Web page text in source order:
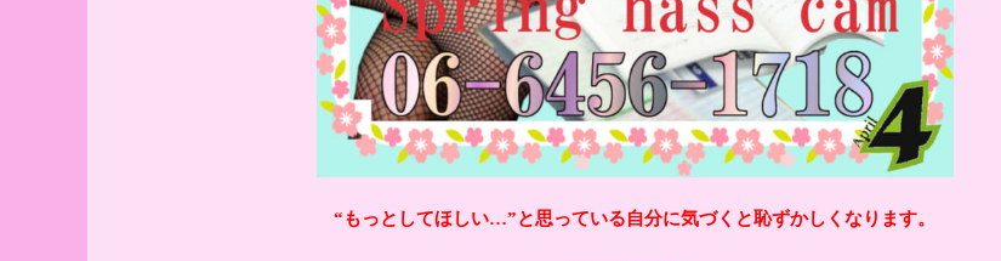
“もっとしてほしい…”と思っている自分に気づくと恥ずかしくなります。